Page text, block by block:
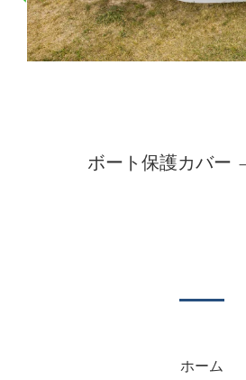
— 通常価格
¥98,000 +
ホーム